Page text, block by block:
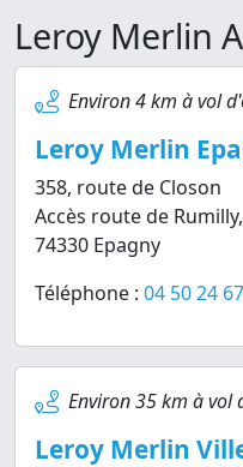
Leroy Merlin
Environ 4 km à vol
Leroy Merlin
358, route de Closon
Accès route de
74330 Epagny
Téléphone : 04 50 24
Environ 35 km à vol
Leroy Merlin